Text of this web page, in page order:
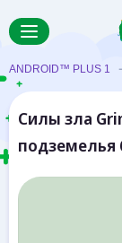
ANDROID™ PLUS 1
Силы зла
подземелья